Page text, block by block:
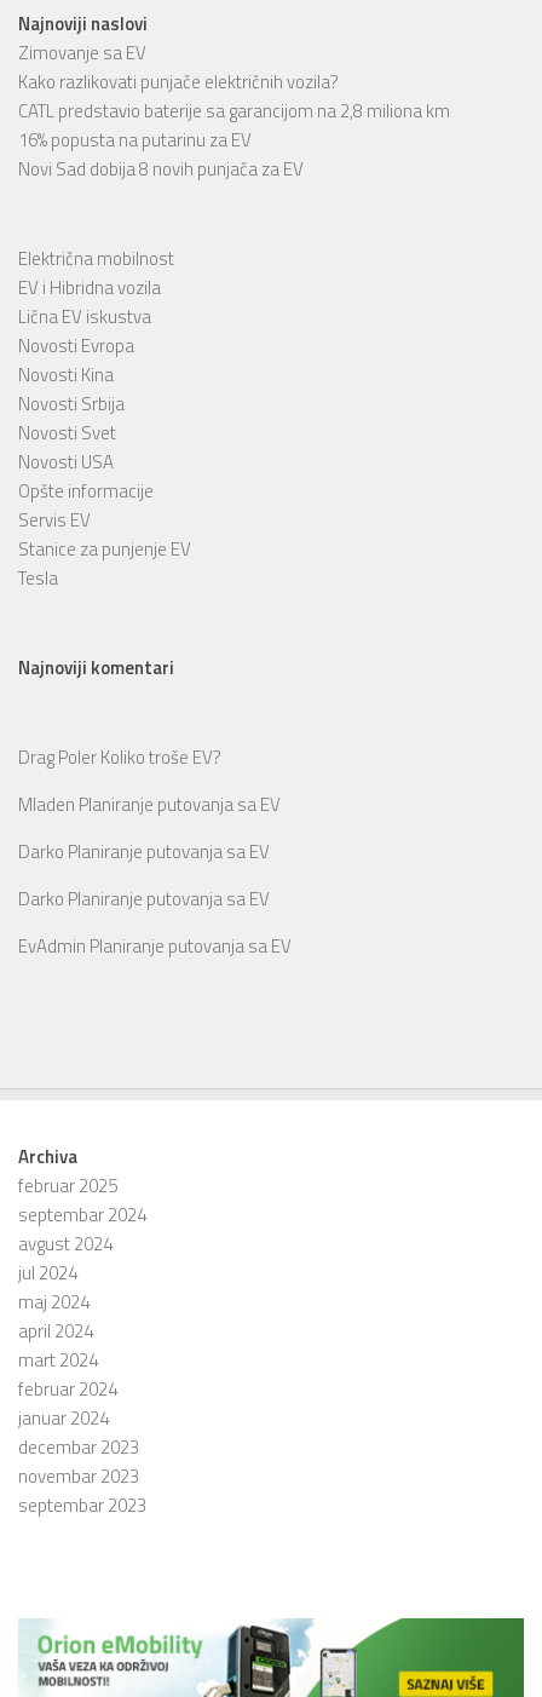
Najnoviji naslovi
Zimovanje sa EV
Kako razlikovati punjače električnih vozila?
CATL predstavio baterije sa garancijom na 2,8 miliona km
16% popusta na putarinu za EV
Novi Sad dobija 8 novih punjača za EV
Električna mobilnost
EV i Hibridna vozila
Lična EV iskustva
Novosti Evropa
Novosti Kina
Novosti Srbija
Novosti Svet
Novosti USA
Opšte informacije
Servis EV
Stanice za punjenje EV
Tesla
Najnoviji komentari
Drag PolerKoliko troše EV?
Mladen Planiranje putovanja sa EV
Darko Planiranje putovanja sa EV
Darko Planiranje putovanja sa EV
EvAdmin Planiranje putovanja sa EV
Archiva
februar 2025
septembar 2024
avgust 2024
jul 2024
maj 2024
april 2024
mart 2024
februar 2024
januar 2024
decembar 2023
novembar 2023
septembar 2023